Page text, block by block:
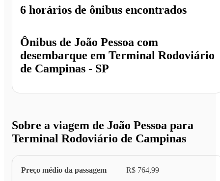
Ônibus de João Pessoa com
desembarque em Terminal Rodoviário
de Campinas - SP
6 horários de ônibus encontrados
Sobre a viagem de João Pessoa para
Terminal Rodoviário de Campinas
Preço médio da passagem R$ 764,99